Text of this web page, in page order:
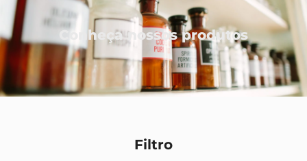
Conheça nossos produtos
Filtro